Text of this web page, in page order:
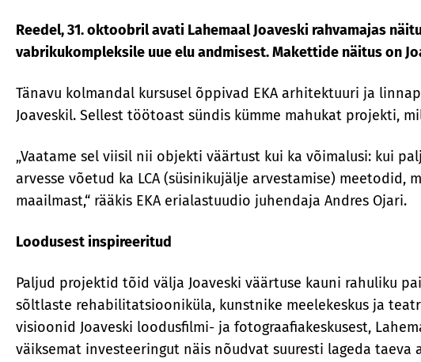
Reedel, 31. oktoobril avati Lahemaal Joaveski rahvamajas
vabrikukompleksile uue elu andmisest. Makettide näitus on
Tänavu kolmandal kursusel õppivad EKA arhitektuuri ja
Joaveskil. Sellest töötoast sündis kümme mahukat projekti,
„Vaatame sel viisil nii objekti väärtust kui ka võimalusi: kui
arvesse võetud ka LCA (süsinikujälje arvestamise)
maailmast,“ rääkis EKA erialastuudio juhendaja Andres Ojari.
Loodusest inspireeritud
Paljud projektid tõid välja Joaveski väärtuse kauni rahuliku
sõltlaste rehabilitatsiooniküla, kunstnike meelekeskus ja
visioonid Joaveski loodusfilmi- ja fotograafiakeskusest,
väiksemat investeeringut näis nõudvat suuresti lageda taeva